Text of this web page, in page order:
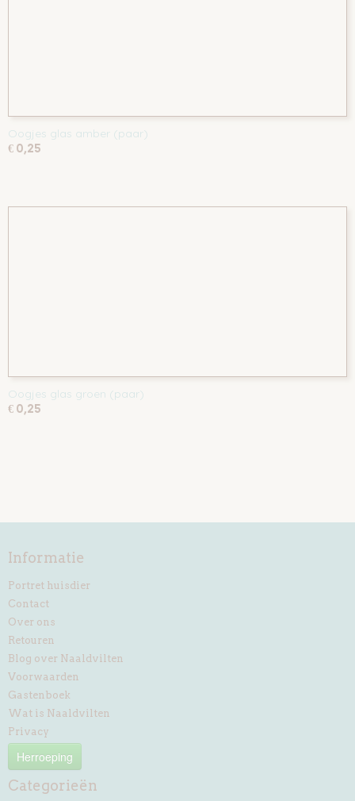
Oogjes glas amber (paar)
€ 0,25
Oogjes glas groen (paar)
€ 0,25
Informatie
Portret huisdier
Contact
Over ons
Retouren
Blog over Naaldvilten
Voorwaarden
Gastenboek
Wat is Naaldvilten
Privacy
Herroeping
Categorieën